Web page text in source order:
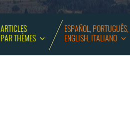
ARTICLES
PAR THÈMES
ESPAÑOL, PORTUGUÊS,
ENGLISH, ITALIANO